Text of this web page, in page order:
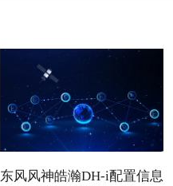
东风风神皓瀚DH-i配置信息